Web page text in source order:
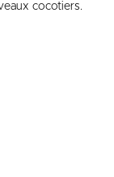
cocotiers.